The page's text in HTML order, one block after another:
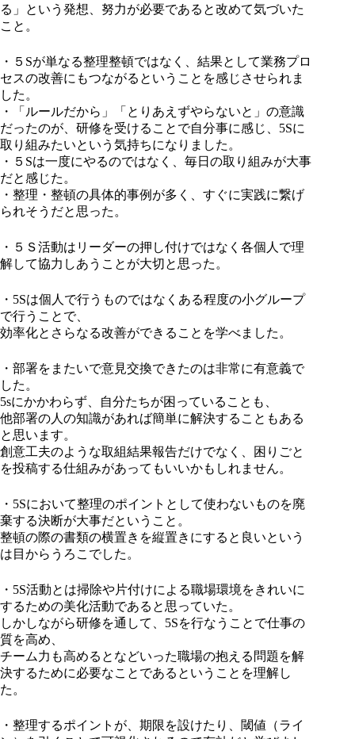
る」という発想、努力が必要であると改めて気づいた
こと。
・５Sが単なる整理整頓ではなく、結果として業務プロ
セスの改善にもつながるということを感じさせられま
した。
・「ルールだから」「とりあえずやらないと」の意識
だったのが、研修を受けることで自分事に感じ、5Sに
取り組みたいという気持ちになりました。
・５Sは一度にやるのではなく、毎日の取り組みが大事
だと感じた。
・整理・整頓の具体的事例が多く、すぐに実践に繋げ
られそうだと思った。
・５Ｓ活動はリーダーの押し付けではなく各個人で理
解して協力しあうことが大切と思った。
・5Sは個人で行うものではなくある程度の小グループ
で行うことで、
効率化とさらなる改善ができることを学べました。
・部署をまたいで意見交換できたのは非常に有意義で
した。
5sにかかわらず、自分たちが困っていることも、
他部署の人の知識があれば簡単に解決することもある
と思います。
創意工夫のような取組結果報告だけでなく、困りごと
を投稿する仕組みがあってもいいかもしれません。
・5Sにおいて整理のポイントとして使わないものを廃
棄する決断が大事だということ。
整頓の際の書類の横置きを縦置きにすると良いという
は目からうろこでした。
・5S活動とは掃除や片付けによる職場環境をきれいに
するための美化活動であると思っていた。
しかしながら研修を通して、5Sを行なうことで仕事の
質を高め、
チーム力も高めるとなどいった職場の抱える問題を解
決するために必要なことであるということを理解し
た。
・整理するポイントが、期限を設けたり、閾値（ライ